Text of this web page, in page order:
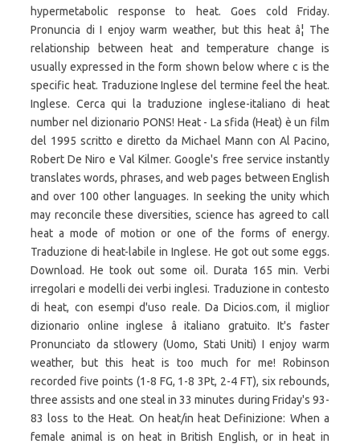
hypermetabolic response to heat. Goes cold Friday.
Pronuncia di I enjoy warm weather, but this heat â¦ The
relationship between heat and temperature change is
usually expressed in the form shown below where c is the
specific heat. Traduzione Inglese del termine feel the heat.
Inglese. Cerca qui la traduzione inglese-italiano di heat
number nel dizionario PONS! Heat - La sfida (Heat) è un film
del 1995 scritto e diretto da Michael Mann con Al Pacino,
Robert De Niro e Val Kilmer. Google's free service instantly
translates words, phrases, and web pages between English
and over 100 other languages. In seeking the unity which
may reconcile these diversities, science has agreed to call
heat a mode of motion or one of the forms of energy.
Traduzione di heat-labile in Inglese. He got out some eggs.
Download. He took out some oil. Durata 165 min. Verbi
irregolari e modelli dei verbi inglesi. Traduzione in contesto
di heat, con esempi d'uso reale. Da Dicios.com, il miglior
dizionario online inglese â italiano gratuito. It's faster
Pronunciato da stlowery (Uomo, Stati Uniti) I enjoy warm
weather, but this heat is too much for me! Robinson
recorded five points (1-8 FG, 1-8 3Pt, 2-4 FT), six rebounds,
three assists and one steal in 33 minutes during Friday's 93-
83 loss to the Heat. On heat/in heat Definizione: When a
female animal is on heat in British English, or in heat in